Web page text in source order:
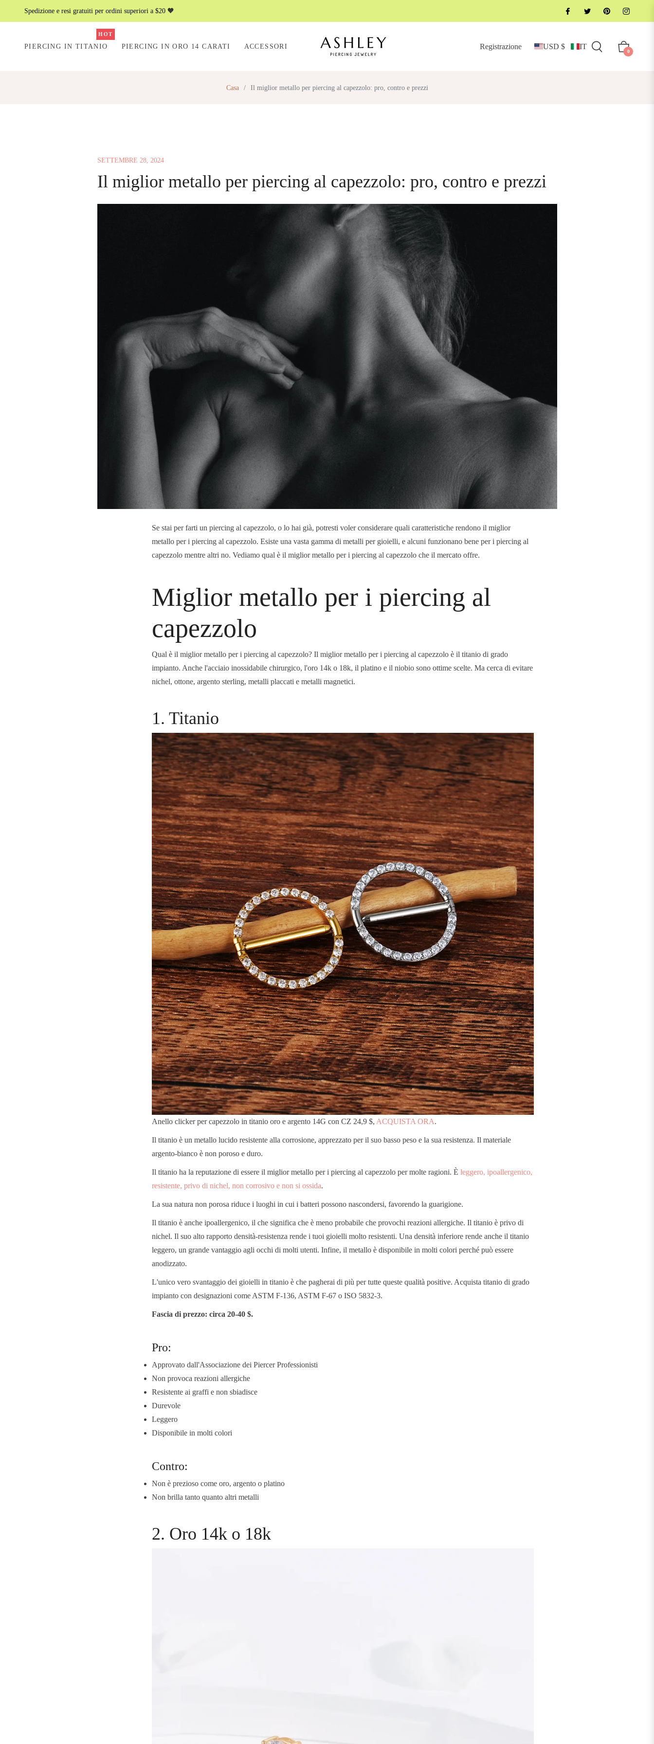
Spedizione e resi gratuiti per ordini superiori a $20 🧡
PIERCING IN TITANIO
HOT
PIERCING IN ORO 14 CARATI ACCESSORI Registrazione USD $ IT Carrello
0
Casa / Il miglior metallo per piercing al capezzolo: pro, contro e prezzi
SETTEMBRE 28, 2024
Il miglior metallo per piercing al capezzolo: pro, contro e prezzi
Se stai per farti un piercing al capezzolo, o lo hai già, potresti voler considerare quali caratteristiche rendono il miglior
metallo per i piercing al capezzolo. Esiste una vasta gamma di metalli per gioielli, e alcuni funzionano bene per i piercing al
capezzolo mentre altri no. Vediamo qual è il miglior metallo per i piercing al capezzolo che il mercato offre.
Miglior metallo per i piercing al
capezzolo
Qual è il miglior metallo per i piercing al capezzolo? Il miglior metallo per i piercing al capezzolo è il titanio di grado
impianto. Anche l'acciaio inossidabile chirurgico, l'oro 14k o 18k, il platino e il niobio sono ottime scelte. Ma cerca di evitare
nichel, ottone, argento sterling, metalli placcati e metalli magnetici.
1. Titanio
Anello clicker per capezzolo in titanio oro e argento 14G con CZ 24,9 $, ACQUISTA ORA.
Il titanio è un metallo lucido resistente alla corrosione, apprezzato per il suo basso peso e la sua resistenza. Il materiale
argento-bianco è non poroso e duro.
Il titanio ha la reputazione di essere il miglior metallo per i piercing al capezzolo per molte ragioni. È leggero, ipoallergenico,
resistente, privo di nichel, non corrosivo e non si ossida.
La sua natura non porosa riduce i luoghi in cui i batteri possono nascondersi, favorendo la guarigione.
Il titanio è anche ipoallergenico, il che significa che è meno probabile che provochi reazioni allergiche. Il titanio è privo di
nichel. Il suo alto rapporto densità-resistenza rende i tuoi gioielli molto resistenti. Una densità inferiore rende anche il titanio
leggero, un grande vantaggio agli occhi di molti utenti. Infine, il metallo è disponibile in molti colori perché può essere
anodizzato.
L'unico vero svantaggio dei gioielli in titanio è che pagherai di più per tutte queste qualità positive. Acquista titanio di grado
impianto con designazioni come ASTM F-136, ASTM F-67 o ISO 5832-3.
Fascia di prezzo: circa 20-40 $.
Pro:
Approvato dall'Associazione dei Piercer Professionisti
Non provoca reazioni allergiche
Resistente ai graffi e non sbiadisce
Durevole
Leggero
Disponibile in molti colori
Contro:
Non è prezioso come oro, argento o platino
Non brilla tanto quanto altri metalli
2. Oro 14k o 18k